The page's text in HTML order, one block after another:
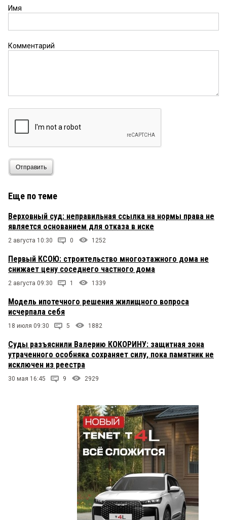
Имя
Комментарий
Отправить
Еще по теме
Верховный суд: неправильная ссылка на нормы права не
является основанием для отказа в иске
2 августа 10:30 0 1252
Первый КСОЮ: строительство многоэтажного дома не
снижает цену соседнего частного дома
2 августа 09:30 1 1339
Модель ипотечного решения жилищного вопроса
исчерпала себя
18 июля 09:30 5 1882
Суды разъяснили Валерию КОКОРИНУ: защитная зона
утраченного особняка сохраняет силу, пока памятник не
исключен из реестра
30 мая 16:45 9 2929